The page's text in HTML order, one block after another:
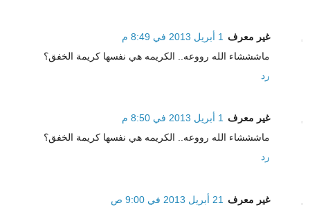
غير معرف
1 أبريل 2013 في 8:49 م
ماشششاء الله رووعه.. الكريمه هي نفسها كريمة الخفق؟
رد
غير معرف 1 أبريل 2013 في 8:50 م
ماشششاء الله رووعه.. الكريمه هي نفسها كريمة الخفق؟
رد
غير معرف 21 أبريل 2013 في 9:00 ص